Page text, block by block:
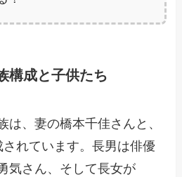
構成と子供たち
は、妻の橋本千佳さんと、
れています。長男は俳優
気さん、そして長女が